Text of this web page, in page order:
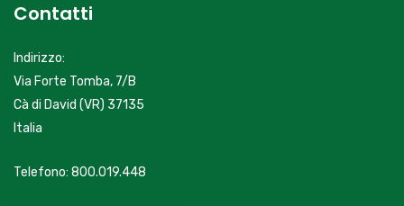
Contatti
Indirizzo:
Via Forte Tomba, 7/B
Cà di David (VR) 37135
Italia
Telefono: 800.019.448